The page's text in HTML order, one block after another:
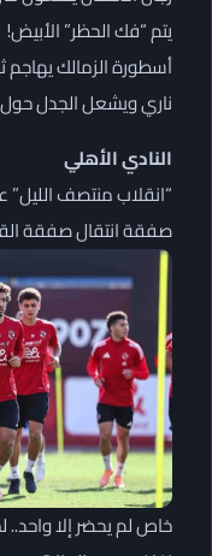
يتم “فك الحظر” الأبيض!
أسطورة الزمالك يهاجم
ناري ويشعل الجدل حول
النادي الأهلي
“انقلاب منتصف
صفقة انتقال صفقة
خاص لم يحضر إلا